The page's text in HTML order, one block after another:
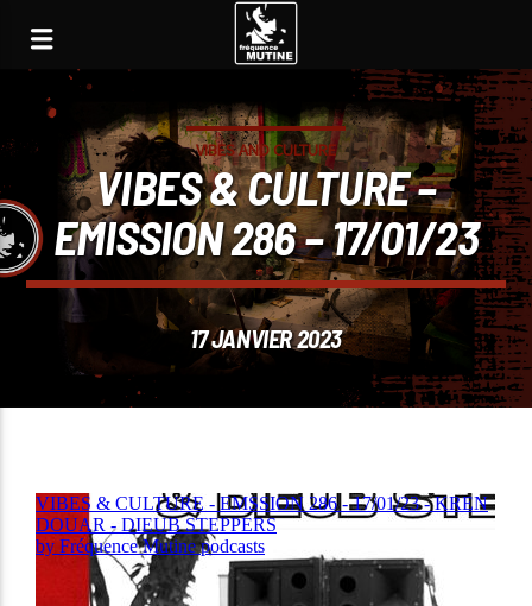
VIBES AND CULTURE
VIBES & CULTURE –
EMISSION 286 – 17/01/23
17 JANVIER 2023